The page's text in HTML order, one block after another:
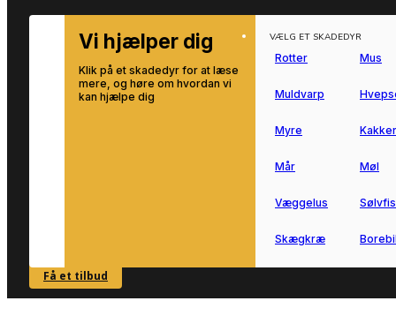
Vi hjælper dig
Klik på et skadedyr for at læse
mere, og høre om hvordan vi
kan hjælpe dig
SE OVERSIGT
VÆLG ET SKADEDYR
Rotter Mus
Muldvarp
Myre
Mår Møl
Væggelus
Skægkræ
Få et tilbud